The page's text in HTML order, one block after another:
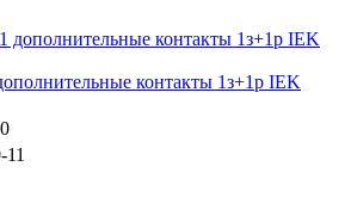
контакты 1з+1р IEK